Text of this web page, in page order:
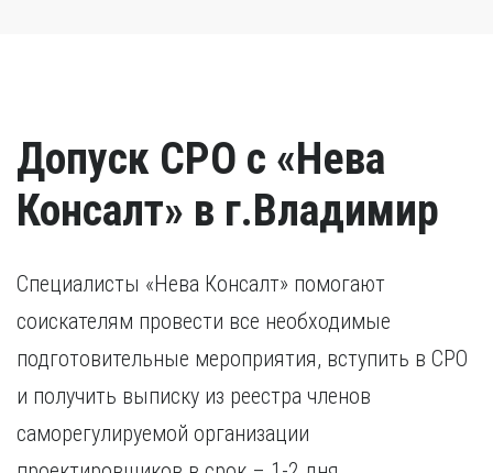
Допуск СРО с «Нева
Консалт» в г.Владимир
Специалисты «Нева Консалт» помогают
соискателям провести все необходимые
подготовительные мероприятия, вступить в СРО
и получить выписку из реестра членов
саморегулируемой организации